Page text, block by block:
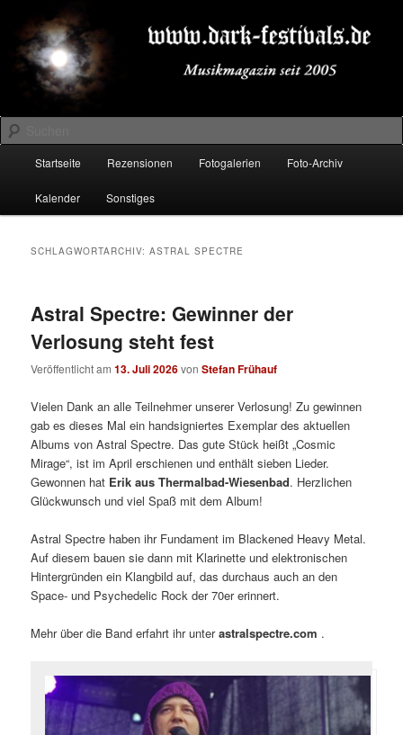
primären
Inhalt
springen
sekundären
Inhalt
springenDARK-FESTIVALS.DE
Suchen
Startseite Rezensionen Fotogalerien Foto-Archiv
Kalender Sonstiges
SCHLAGWORTARCHIV:ASTRAL SPECTRE
Astral Spectre: Gewinner der
Verlosung steht fest
Veröffentlicht am13. Juli 2026vonStefan Frühauf
Vielen Dank an alle Teilnehmer unserer Verlosung! Zu gewinnen
gab es dieses Mal ein handsigniertes Exemplar des aktuellen
Albums von Astral Spectre. Das gute Stück heißt „Cosmic
Mirage“, ist im April erschienen und enthält sieben Lieder.
Gewonnen hat Erik aus Thermalbad-Wiesenbad. Herzlichen
Glückwunsch und viel Spaß mit dem Album!
Astral Spectre haben ihr Fundament im Blackened Heavy Metal.
Auf diesem bauen sie dann mit Klarinette und elektronischen
Hintergründen ein Klangbild auf, das durchaus auch an den
Space- und Psychedelic Rock der 70er erinnert.
Mehr über die Band erfahrt ihr unterastralspectre.com .